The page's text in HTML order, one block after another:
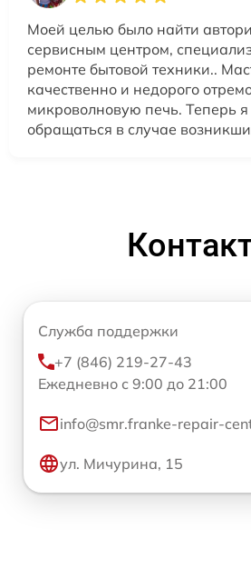
Моей целью было найти
сервисным центром,
ремонте бытовой техники..
качественно и недорого
микроволновую печь. Теперь
обращаться в случае
Служба поддержки
+7 (846) 219-27-43
Ежедневно с 9:00 до 21:00
info@smr.franke-repair-
ул. Мичурина, 15